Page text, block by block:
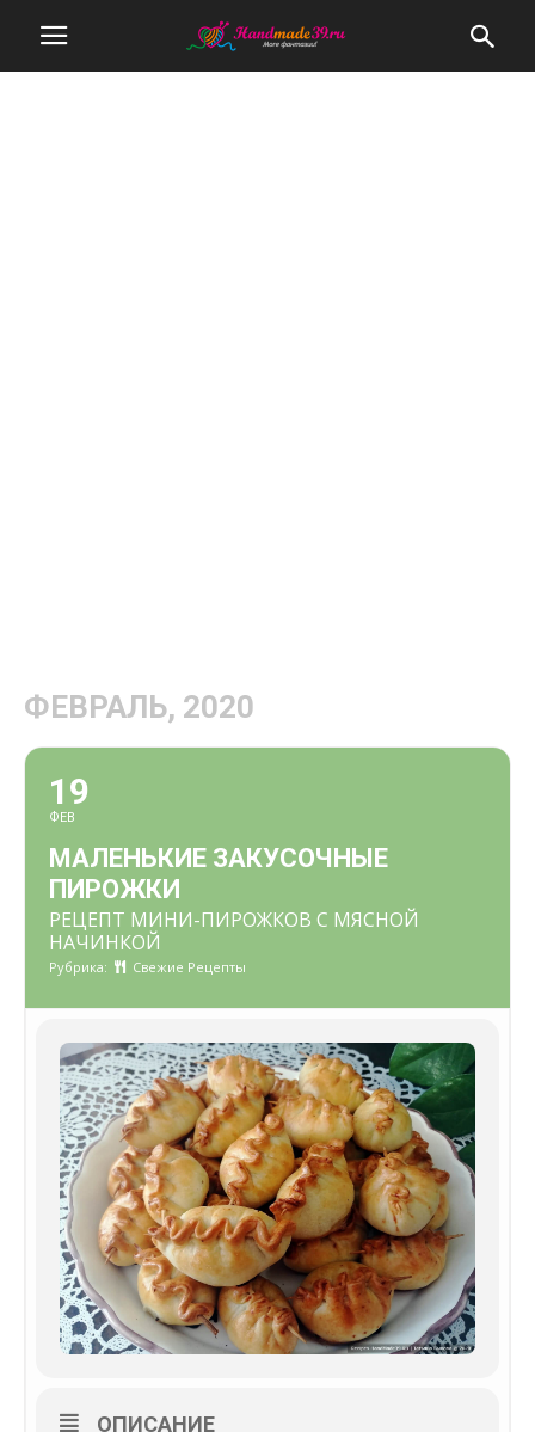
ФЕВРАЛЬ, 2020
19
ФЕВ
МАЛЕНЬКИЕ ЗАКУСОЧНЫЕ
ПИРОЖКИ
РЕЦЕПТ МИНИ-ПИРОЖКОВ С МЯСНОЙ
НАЧИНКОЙ
Рубрика: Свежие Рецепты
ОПИСАНИЕ